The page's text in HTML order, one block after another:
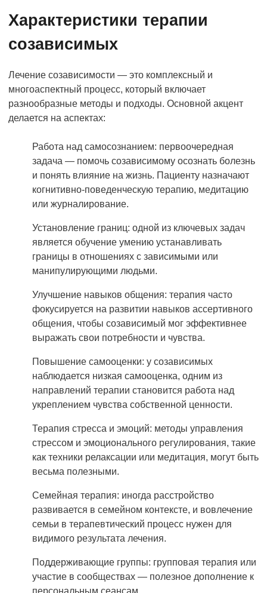
Характеристики терапии
созависимых
Лечение созависимости — это комплексный и
многоаспектный процесс, который включает
разнообразные методы и подходы. Основной акцент
делается на аспектах:
Работа над самосознанием: первоочередная
задача — помочь созависимому осознать болезнь
и понять влияние на жизнь. Пациенту назначают
когнитивно-поведенческую терапию, медитацию
или журналирование.
Установление границ: одной из ключевых задач
является обучение умению устанавливать
границы в отношениях с зависимыми или
манипулирующими людьми.
Улучшение навыков общения: терапия часто
фокусируется на развитии навыков ассертивного
общения, чтобы созависимый мог эффективнее
выражать свои потребности и чувства.
Повышение самооценки: у созависимых
наблюдается низкая самооценка, одним из
направлений терапии становится работа над
укреплением чувства собственной ценности.
Терапия стресса и эмоций: методы управления
стрессом и эмоционального регулирования, такие
как техники релаксации или медитация, могут быть
весьма полезными.
Семейная терапия: иногда расстройство
развивается в семейном контексте, и вовлечение
семьи в терапевтический процесс нужен для
видимого результата лечения.
Поддерживающие группы: групповая терапия или
участие в сообществах — полезное дополнение к
персональным сеансам.